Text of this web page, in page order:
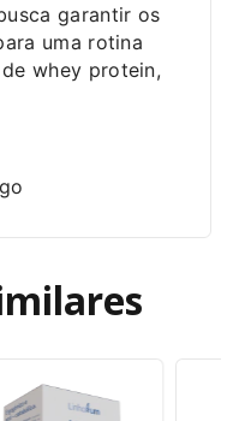
garantir os
uma rotina
whey protein,